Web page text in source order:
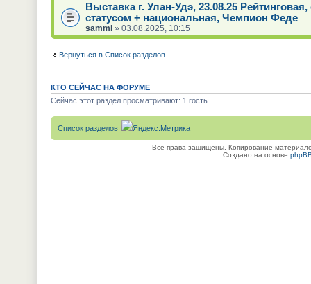
Выставка г. Улан-Удэ, 23.08.25
статусом + национальная, Чемпион Феде
sammi» 03.08.2025, 10:15
Вернуться в Список разделов
КТО СЕЙЧАС НА ФОРУМЕ
Сейчас этот раздел просматривают: 1 гость
Список разделов
Все права защищены. Копирование
Создано на основе